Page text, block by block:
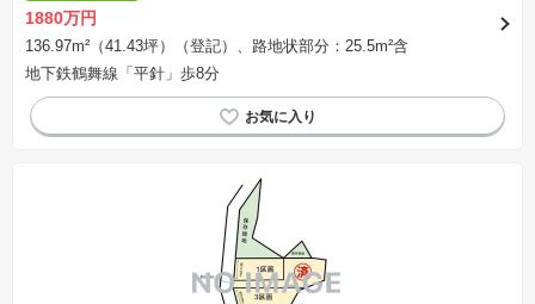
1880万円
136.97m²（41.43坪）（登記）、路地状部分：25.5m²含
地下鉄鶴舞線「平針」歩8分